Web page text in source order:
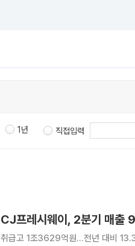
1년 직접입력
CJ프레시웨이, 2분기 매출
취급고 1조3629억원…전년 대비